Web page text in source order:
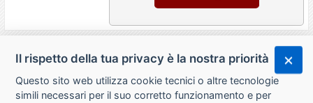
Il rispetto della tua privacy è la nostra priorità
Questo sito web utilizza cookie tecnici o altre tecnologie
simili necessari per il suo corretto funzionamento e per